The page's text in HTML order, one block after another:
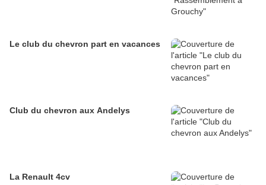
Le club du chevron part en vacances
Club du chevron aux Andelys
La Renault 4cv